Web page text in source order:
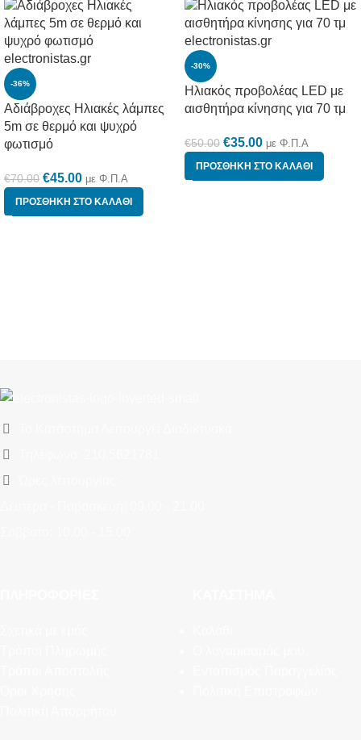
-36%
Αδιάβροχες Ηλιακές λάμπες
5m σε θερμό και ψυχρό
φωτισμό
€70.00 €45.00 με Φ.Π.Α
ΠΡΟΣΘΉΚΗ ΣΤΟ ΚΑΛΆΘΙ
-30%
Ηλιακός προβολέας LED με
αισθητήρα κίνησης για 70 τμ
€50.00 €35.00 με Φ.Π.Α
ΠΡΟΣΘΉΚΗ ΣΤΟ ΚΑΛΆΘΙ